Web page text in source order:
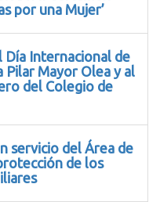
por una Mujer’
Internacional de
Pilar Mayor Olea y al
del Colegio de
servicio del Área de
de los